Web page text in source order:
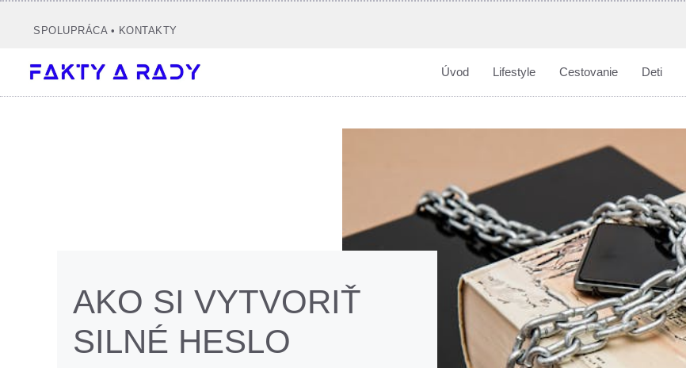
SPOLUPRÁCA• KONTAKTY
Úvod Lifestyle Cestovanie Deti
AKO SI VYTVORIŤ
SILNÉ HESLO